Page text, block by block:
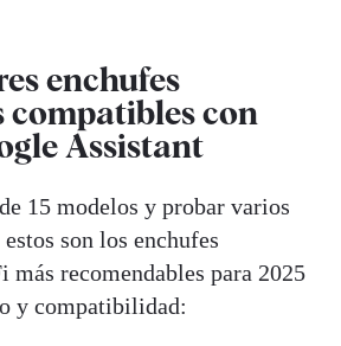
enchufes
compatibles con
Assistant
15 modelos y probar varios
son los enchufes
recomendables para 2025
y compatibilidad: